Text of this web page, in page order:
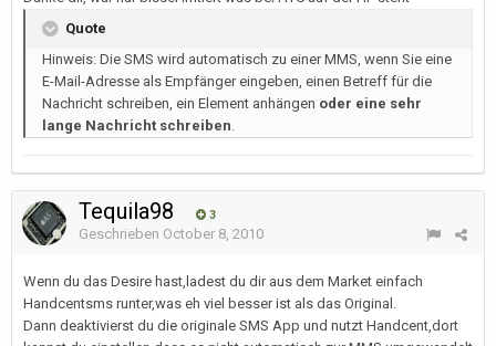
Quote
Hinweis: Die SMS wird automatisch zu einer MMS, wenn Sie eine
E-Mail-Adresse als Empfänger eingeben, einen Betreff für die
Nachricht schreiben, ein Element anhängen oder eine sehr
lange Nachricht schreiben.
Tequila98 3
Geschrieben October 8, 2010
Wenn du das Desire hast,ladest du dir aus dem Market einfach
Handcentsms runter,was eh viel besser ist als das Original.
Dann deaktivierst du die originale SMS App und nutzt Handcent,dort